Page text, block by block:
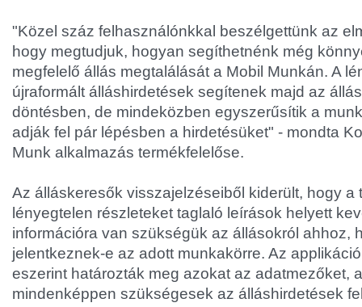
"Közel száz felhasználónkkal beszélgettünk az
hogy megtudjuk, hogyan segíthetnénk még
megfelelő állás megtalálását a Mobil Munkán. A
újraformált álláshirdetések segítenek majd az
döntésben, de mindeközben egyszerűsítik a
adják fel pár lépésben a hirdetésüket" - mondta
Munk alkalmazás termékfelelőse.
Az álláskeresők visszajelzéseiből kiderült, hogy a
lényegtelen részleteket taglaló leírások helyett
információra van szükségük az állásokról ahhoz,
jelentkeznek-e az adott munkakörre. Az
eszerint határozták meg azokat az adatmezőket,
mindenképpen szükségesek az álláshirdetések